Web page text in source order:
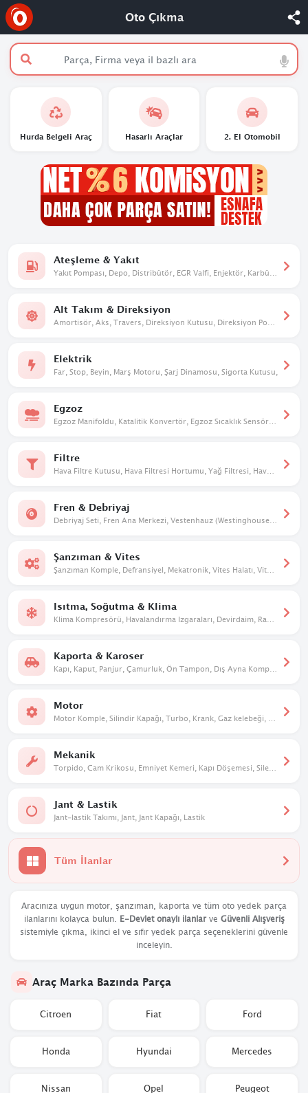
Oto Çıkma
Hurda Belgeli Araç Hasarlı Araçlar 2. El Otomobil
Ateşleme & Yakıt
Alt Takım & Direksiyon
Elektrik
Far, Stop, Beyin, Marş Motoru, Şarj Dinamosu, Sigorta Kutusu,
Egzoz
Filtre
Fren & Debriyaj
Şanzıman & Vites
Isıtma, Soğutma & Klima
Kaporta & Karoser
Motor
Mekanik
Jant & Lastik
Jant-lastik Takımı, Jant, Jant Kapağı, Lastik
Tüm İlanlar
Aracınıza uygun motor, şanzıman, kaporta ve tüm oto yedek parça
ilanlarını kolayca bulun. E-Devlet onaylı ilanlarve Güvenli Alışveriş
sistemiyle çıkma, ikinci el ve sıfır yedek parça seçeneklerini güvenle
inceleyin.
Araç Marka Bazında Parça
Citroen Fiat Ford
Honda Hyundai Mercedes
Nissan Opel Peugeot